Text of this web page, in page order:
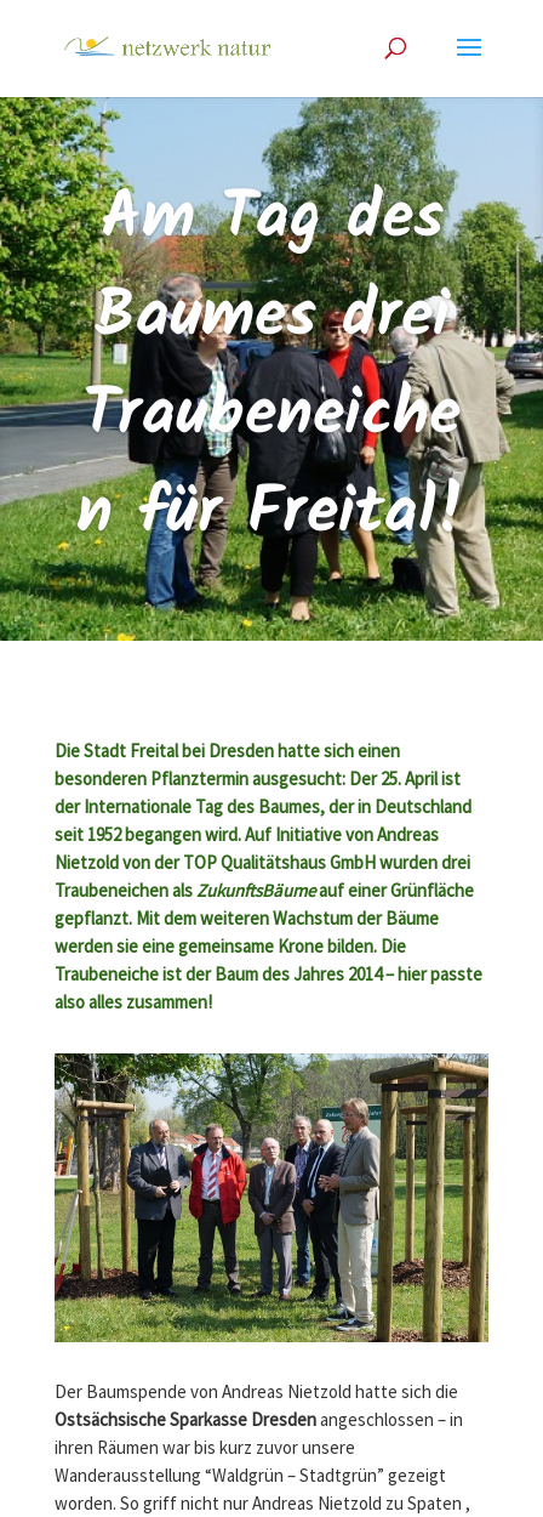
Am Tag des
Baumes drei
Traubeneiche
n für Freital!
Die Stadt Freital bei Dresden hatte sich einen
besonderen Pflanztermin ausgesucht: Der 25. April ist
der Internationale Tag des Baumes, der in Deutschland
seit 1952 begangen wird. Auf Initiative von Andreas
Nietzold von derTOP Qualitätshaus GmbHwurden drei
Traubeneichen alsZukunftsBäumeauf einer Grünfläche
gepflanzt. Mit dem weiteren Wachstum der Bäume
werden sie eine gemeinsame Krone bilden. Die
Traubeneiche ist der Baum des Jahres 2014 – hier passte
also alles zusammen!
Der Baumspende von Andreas Nietzold hatte sich die
Ostsächsische Sparkasse Dresdenangeschlossen – in
ihren Räumen war bis kurz zuvor unsere
Wanderausstellung “Waldgrün – Stadtgrün” gezeigt
worden. So griff nicht nur Andreas Nietzold zu Spaten ,